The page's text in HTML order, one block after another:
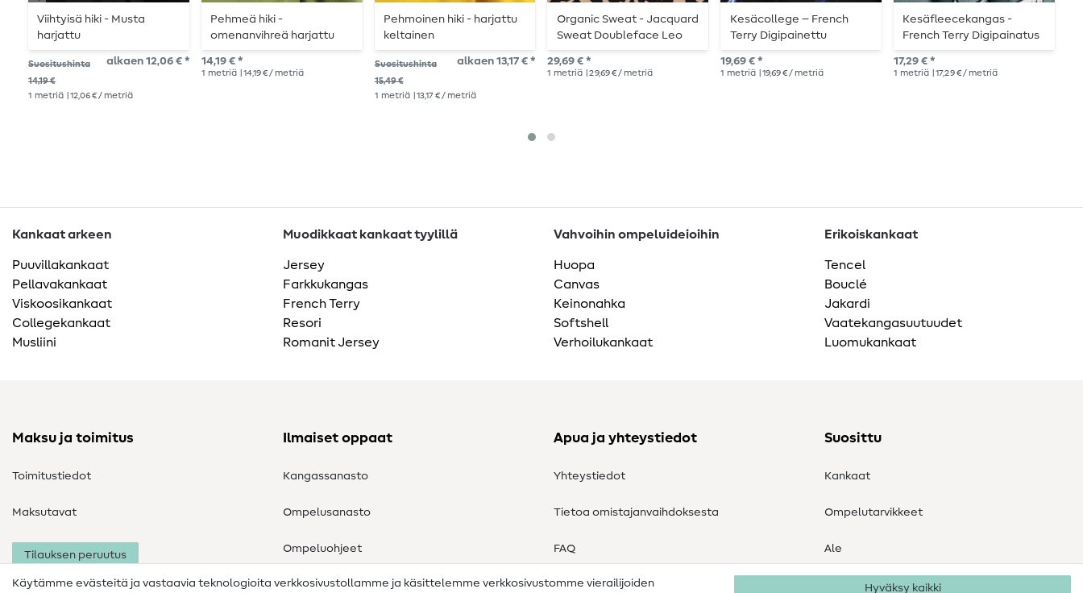
Viihtyisä hiki - Musta
harjattu
Suositushinta
14,19 €
alkaen 12,06 € *
1 metriä | 12,06 € / metriä
Pehmeä hiki -
omenanvihreä harjattu
14,19 € *
1 metriä | 14,19 € / metriä
Pehmoinen hiki - harjattu
keltainen
Suositushinta
15,49 €
alkaen 13,17 € *
1 metriä | 13,17 € / metriä
Organic Sweat - Jacquard
Sweat Doubleface Leo
Ruskea Musta Musta
29,69 € *
1 metriä | 29,69 € / metriä
Kesäcollege – French
Terry Digipainettu
Salamat Musta
19,69 € *
1 metriä | 19,69 € / metriä
Kesäfleecekangas -
French Terry Digipainatus
Koira ja Kissa Sininen
17,29 € *
1 metriä | 17,29 € / metriä
Kankaat arkeen
Puuvillakankaat
Pellavakankaat
Viskoosikankaat
Collegekankaat
Musliini
Muodikkaat kankaat tyylillä
Jersey
Farkkukangas
French Terry
Resori
Romanit Jersey
Vahvoihin ompeluideioihin
Huopa
Canvas
Keinonahka
Softshell
Verhoilukankaat
Erikoiskankaat
Tencel
Bouclé
Jakardi
Vaatekangasuutuudet
Luomukankaat
Maksu ja toimitus
Toimitustiedot
Maksutavat
Tilauksen peruutus
Ilmaiset oppaat
Kangassanasto
Ompelusanasto
Ompeluohjeet
Apua ja yhteystiedot
Yhteystiedot
Tietoa omistajanvaihdoksesta
FAQ
Peruutusoikeus
Suosittu
Kankaat
Ompelutarvikkeet
Ale
Käytämme evästeitä ja vastaavia teknologioita verkkosivustollamme ja käsittelemme verkkosivustomme vierailijoiden Hyväksy kaikki